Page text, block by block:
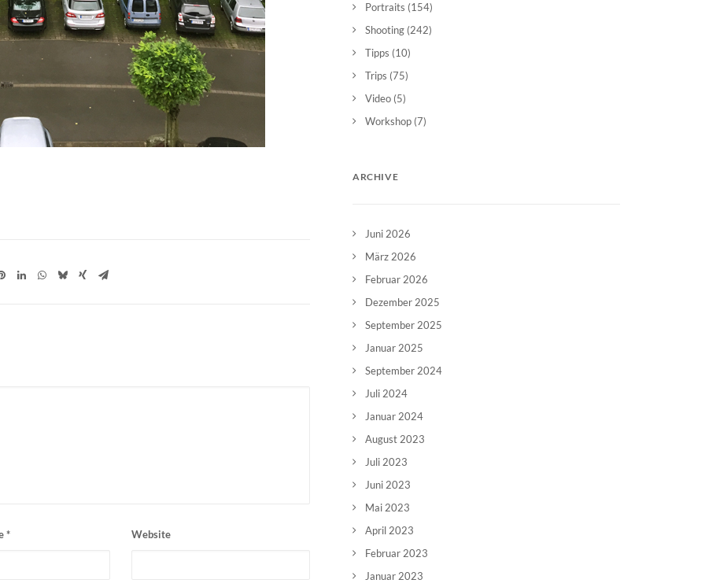
* Website
Portraits (154)
Shooting (242)
Tipps (10)
Trips (75)
Video (5)
Workshop (7)
ARCHIVE
Juni 2026
März 2026
Februar 2026
Dezember 2025
September 2025
Januar 2025
September 2024
Juli 2024
Januar 2024
August 2023
Juli 2023
Juni 2023
Mai 2023
April 2023
Februar 2023
Januar 2023